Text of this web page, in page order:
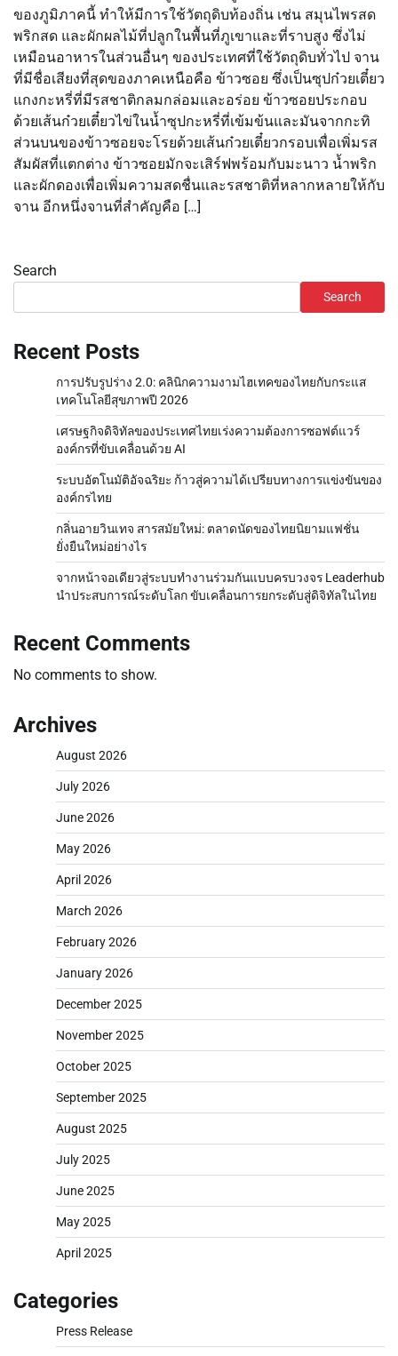
ของภูมิภาคนี้ ทำให้มีการใช้วัตถุดิบท้องถิ่น เช่น สมุนไพรสด
พริกสด และผักผลไม้ที่ปลูกในพื้นที่ภูเขาและที่ราบสูง ซึ่งไม่
เหมือนอาหารในส่วนอื่นๆ ของประเทศที่ใช้วัตถุดิบทั่วไป จาน
ที่มีชื่อเสียงที่สุดของภาคเหนือคือ ข้าวซอย ซึ่งเป็นซุปก๋วยเตี๋ยว
แกงกะหรี่ที่มีรสชาติกลมกล่อมและอร่อย ข้าวซอยประกอบ
ด้วยเส้นก๋วยเตี๋ยวไข่ในน้ำซุปกะหรี่ที่เข้มข้นและมันจากกะทิ
ส่วนบนของข้าวซอยจะโรยด้วยเส้นก๋วยเตี๋ยวกรอบเพื่อเพิ่มรส
สัมผัสที่แตกต่าง ข้าวซอยมักจะเสิร์ฟพร้อมกับมะนาว น้ำพริก
และผักดองเพื่อเพิ่มความสดชื่นและรสชาติที่หลากหลายให้กับ
จาน อีกหนึ่งจานที่สำคัญคือ […]
Search
Search
Recent Posts
การปรับรูปร่าง 2.0: คลินิกความงามไฮเทคของไทยกับกระแส
เทคโนโลยีสุขภาพปี 2026
เศรษฐกิจดิจิทัลของประเทศไทยเร่งความต้องการซอฟต์แวร์
องค์กรที่ขับเคลื่อนด้วย AI
ระบบอัตโนมัติอัจฉริยะ ก้าวสู่ความได้เปรียบทางการแข่งขันของ
องค์กรไทย
กลิ่นอายวินเทจ สารสมัยใหม่: ตลาดนัดของไทยนิยามแฟชั่น
ยั่งยืนใหม่อย่างไร
จากหน้าจอเดียวสู่ระบบทำงานร่วมกันแบบครบวงจร Leaderhub
นำประสบการณ์ระดับโลก ขับเคลื่อนการยกระดับสู่ดิจิทัลในไทย
Recent Comments
No comments to show.
Archives
August 2026
July 2026
June 2026
May 2026
April 2026
March 2026
February 2026
January 2026
December 2025
November 2025
October 2025
September 2025
August 2025
July 2025
June 2025
May 2025
April 2025
Categories
Press Release